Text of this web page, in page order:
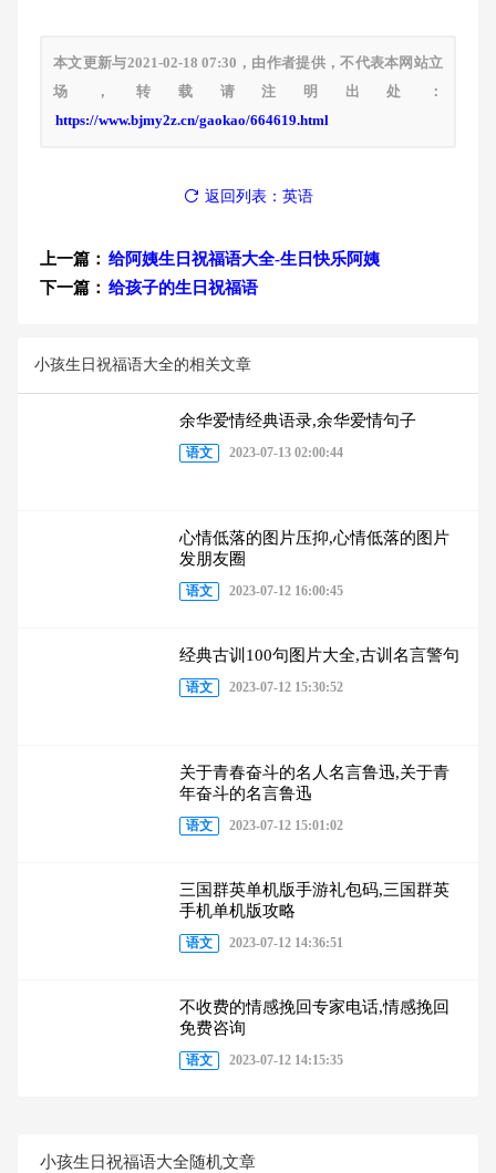
本文更新与2021-02-18 07:30，由作者提供，不代表本网站立
场，转载请注明出处：
https://www.bjmy2z.cn/gaokao/664619.html
返回列表：英语
上一篇： 给阿姨生日祝福语大全-生日快乐阿姨
下一篇： 给孩子的生日祝福语
小孩生日祝福语大全的相关文章
余华爱情经典语录,余华爱情句子
语文 2023-07-13 02:00:44
心情低落的图片压抑,心情低落的图片
发朋友圈
语文 2023-07-12 16:00:45
经典古训100句图片大全,古训名言警句
语文 2023-07-12 15:30:52
关于青春奋斗的名人名言鲁迅,关于青
年奋斗的名言鲁迅
语文 2023-07-12 15:01:02
三国群英单机版手游礼包码,三国群英
手机单机版攻略
语文 2023-07-12 14:36:51
不收费的情感挽回专家电话,情感挽回
免费咨询
语文 2023-07-12 14:15:35
小孩生日祝福语大全随机文章